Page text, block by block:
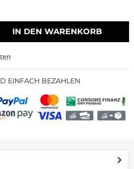
IN DEN WARENKORB
EINFACH BEZAHLEN